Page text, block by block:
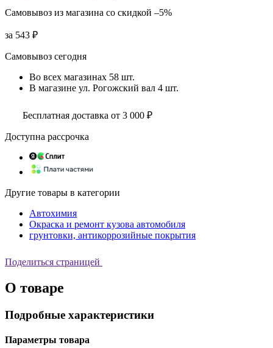
Самовывоз из магазина со скидкой –5%
за 543 ₽
Самовывоз сегодня
Во всех магазинах 58 шт.
В магазине ул. Рогожский вал 4 шт.
Бесплатная доставка от 3 000 ₽
Доступна рассрочка
Другие товары в категории
Автохимия
Окраска и ремонт кузова автомобиля
грунтовки, антикоррозийные покрытия
Поделиться страницей
О товаре
Подробные характеристики
Параметры товара